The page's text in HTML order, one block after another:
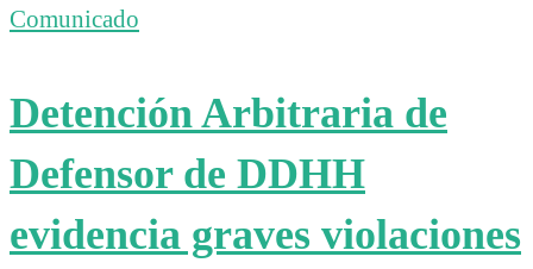
Comunicado
Detención Arbitraria de
Defensor de DDHH
evidencia graves violaciones